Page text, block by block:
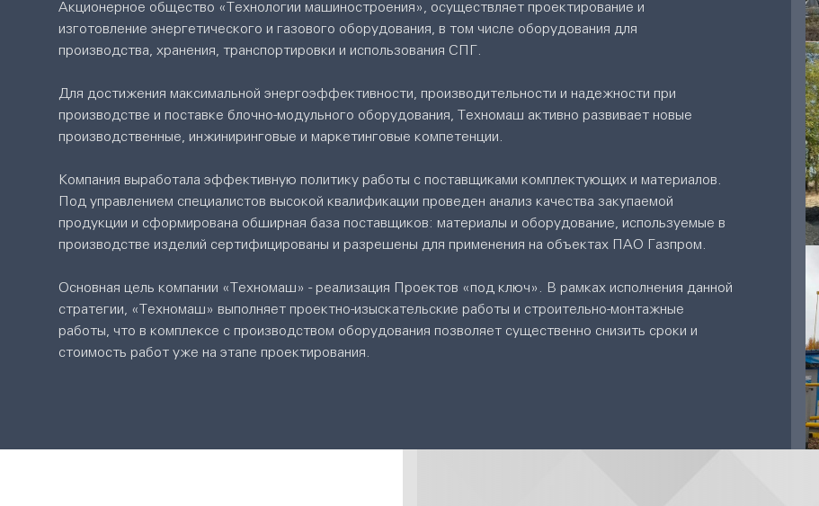
Акционерное общество «Технологии машиностроения», осуществляет проектирование и
изготовление энергетического и газового оборудования, в том числе оборудования для
производства, хранения, транспортировки и использования СПГ.
Для достижения максимальной энергоэффективности, производительности и надежности при
производстве и поставке блочно-модульного оборудования, Техномаш активно развивает новые
производственные, инжиниринговые и маркетинговые компетенции.
Компания выработала эффективную политику работы с поставщиками комплектующих и материалов.
Под управлением специалистов высокой квалификации проведен анализ качества закупаемой
продукции и сформирована обширная база поставщиков: материалы и оборудование, используемые в
производстве изделий сертифицированы и разрешены для применения на объектах ПАО Газпром.
Основная цель компании «Техномаш» - реализация Проектов «под ключ». В рамках исполнения данной
стратегии, «Техномаш» выполняет проектно-изыскательские работы и строительно-монтажные
работы, что в комплексе с производством оборудования позволяет существенно снизить сроки и
стоимость работ уже на этапе проектирования.